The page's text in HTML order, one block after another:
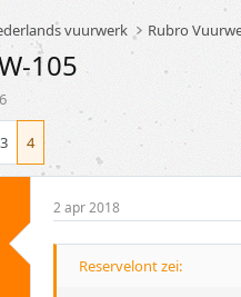
vuurwerk Rubro
105
3 4
2 apr 2018
Reservelont zei: